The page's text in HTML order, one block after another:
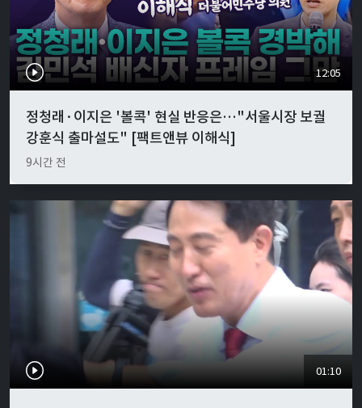
12:05
정청래·이지은 '볼콕' 현실 반응은…"서울시장 보궐
강훈식 출마설도" [팩트앤뷰 이해식]
9시간 전
01:10